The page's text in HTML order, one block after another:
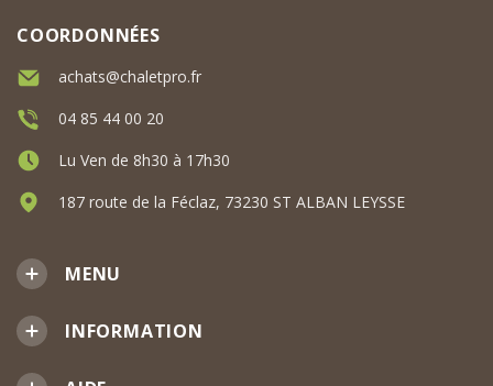
MENU
INFORMATION
COORDONNÉES
achats@chaletpro.fr
04 85 44 00 20
Lu Ven de 8h30 à 17h30
187 route de la Féclaz, 73230 ST ALBAN LEYSSE